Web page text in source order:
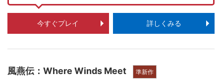
今すぐプレイ 詳しくみる
風燕伝：Where Winds Meet 準新作